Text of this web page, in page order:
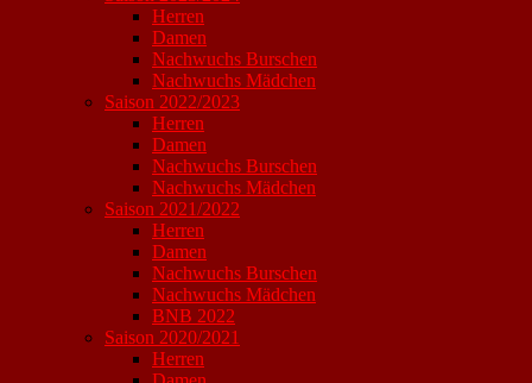
Herren
Damen
Nachwuchs Burschen
Nachwuchs Mädchen
Saison 2022/2023
Herren
Damen
Nachwuchs Burschen
Nachwuchs Mädchen
Saison 2021/2022
Herren
Damen
Nachwuchs Burschen
Nachwuchs Mädchen
BNB 2022
Saison 2020/2021
Herren